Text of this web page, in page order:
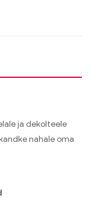
ja dekolteele
nahale oma